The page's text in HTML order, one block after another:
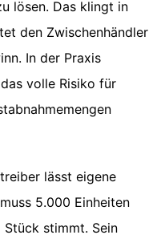
lösen. Das klingt in
den Zwischenhändler
In der Praxis
volle Risiko für
lässt eigene
5.000 Einheiten
stimmt. Sein